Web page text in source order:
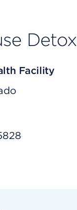
Detox
Facility